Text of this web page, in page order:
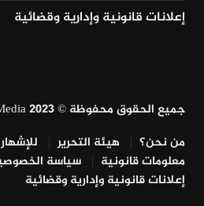
إعلانات قانونية وإدارية وقضائية
جميع الحقوق محفوظة © Fajri Media 2023
من نحن؟
هيئة التحرير
معلومات قانونية
سياسة
إعلانات قانونية وإدارية وقضائية